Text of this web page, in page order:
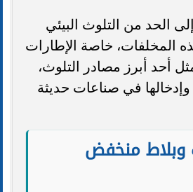
الحد من التلوث البيئي
المخلفات، خاصة الإطارات
أحد أبرز مصادر التلوث،
وإدخالها في صناعات حديثة
وبلاط منخفض